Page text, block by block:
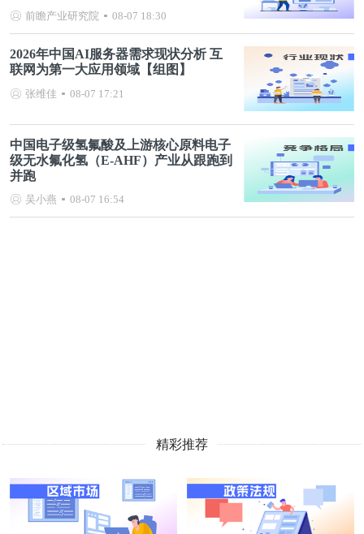
前瞻产业研究院 08-07 18:30
2026年中国AI服务器需求现状分析 互
联网为第一大应用领域【组图】
张维佳 08-07 17:21
中国电子级氢氟酸及上游核心原料电子
级无水氟化氢（E-AHF）产业从跟跑到
并跑
吴小燕 08-07 16:54
精彩推荐